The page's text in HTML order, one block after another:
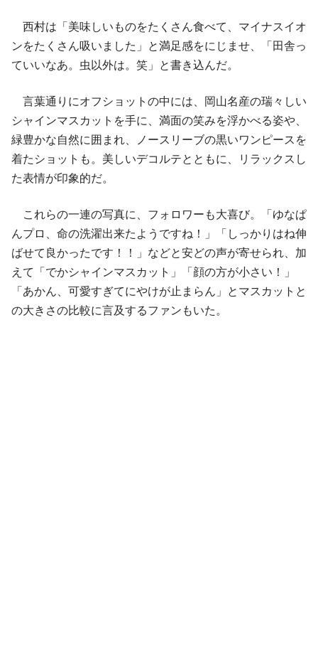
西村は「美味しいものをたくさん食べて、マイナスイオ
ンをたくさん吸いました」と満足感をにじませ、「田舎っ
ていいなあ。虫以外は。笑」と書き込んだ。
言葉通りにオフショットの中には、岡山名産の瑞々しい
シャインマスカットを手に、満面の笑みを浮かべる姿や、
緑豊かな自然に囲まれ、ノースリーブの黒いワンピースを
着たショットも。美しいデコルテとともに、リラックスし
た表情が印象的だ。
これらの一連の写真に、フォロワーも大喜び。「ゆなぱ
んプロ、命の洗濯出来たようですね！」「しっかりはね伸
ばせて良かったです！！」などと安どの声が寄せられ、加
えて「でかシャインマスカット」「顔の方が小さい！」
「あかん、可愛すぎてにやけが止まらん」とマスカットと
の大きさの比較に言及するファンもいた。